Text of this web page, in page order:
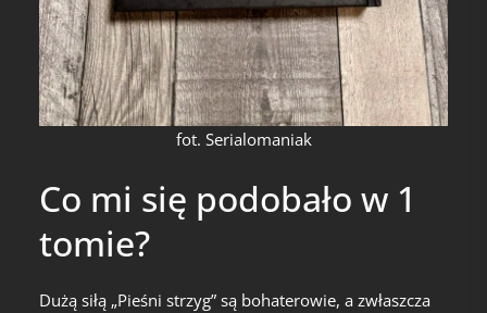
fot. Serialomaniak
Co mi się podobało w 1
tomie?
Dużą siłą „Pieśni strzyg” są bohaterowie, a zwłaszcza